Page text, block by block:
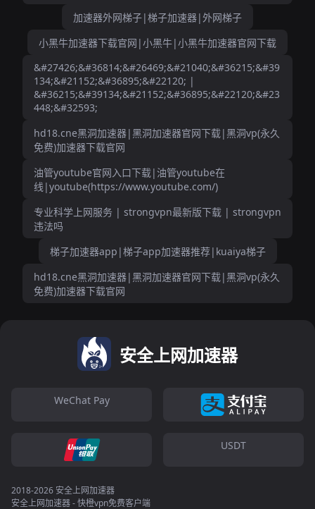
加速器外网梯子|梯子加速器|外网梯子
小黑牛加速器下载官网|小黑牛|小黑牛加速器官网下载
&#27426;&#36814;&#26469;&#21040;&#36215;&#39
134;&#21152;&#36895;&#22120; |
&#36215;&#39134;&#21152;&#36895;&#22120;&#23
448;&#32593;
hd18.cne黑洞加速器|黑洞加速器官网下载|黑洞vp(永久
免费)加速器下载官网
油管youtube官网入口下载|油管youtube在
线|youtube(https://www.youtube.com/)
专业科学上网服务 | strongvpn最新版下载 | strongvpn
违法吗
梯子加速器app|梯子app加速器推荐|kuaiya梯子
hd18.cne黑洞加速器|黑洞加速器官网下载|黑洞vp(永久
免费)加速器下载官网
安全上网加速器
WeChat Pay
USDT
2018-2026 安全上网加速器
安全上网加速器 - 快橙vpn免费客户端